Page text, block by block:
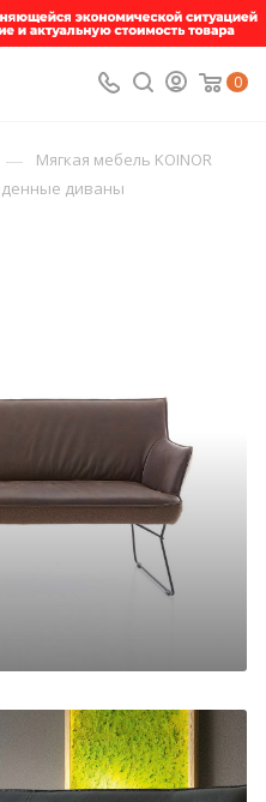
0
— Мягкая мебель KOINOR
диваны